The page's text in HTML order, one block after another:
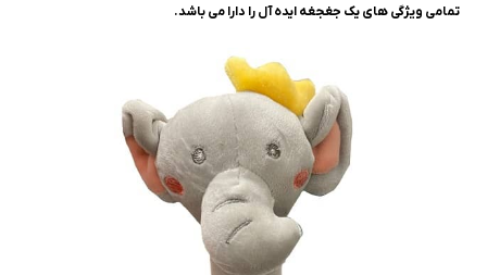
تمامی ویژگی های یک جغجغه ایده آل را دارا می باشد.